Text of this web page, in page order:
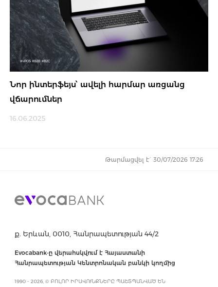
Նոր ինտերֆեյս՝ ավելի հարմար առցանց
վճարումներ
16.06.2025
Թարմացվել է` 30/07/2026 17:26
ք. Երևան, 0010, Հանրապետության 44/2
Evocabank-ը վերահսկվում է Հայաստանի
Հանրապետության Կենտրոնական բանկի կողմից
1990 - 2026, © ԲՈԼՈՐ ԻՐԱՎՈՒՆՔՆԵՐԸ ՊԱՇՏՊԱՆՎԱԾ ԵՆ